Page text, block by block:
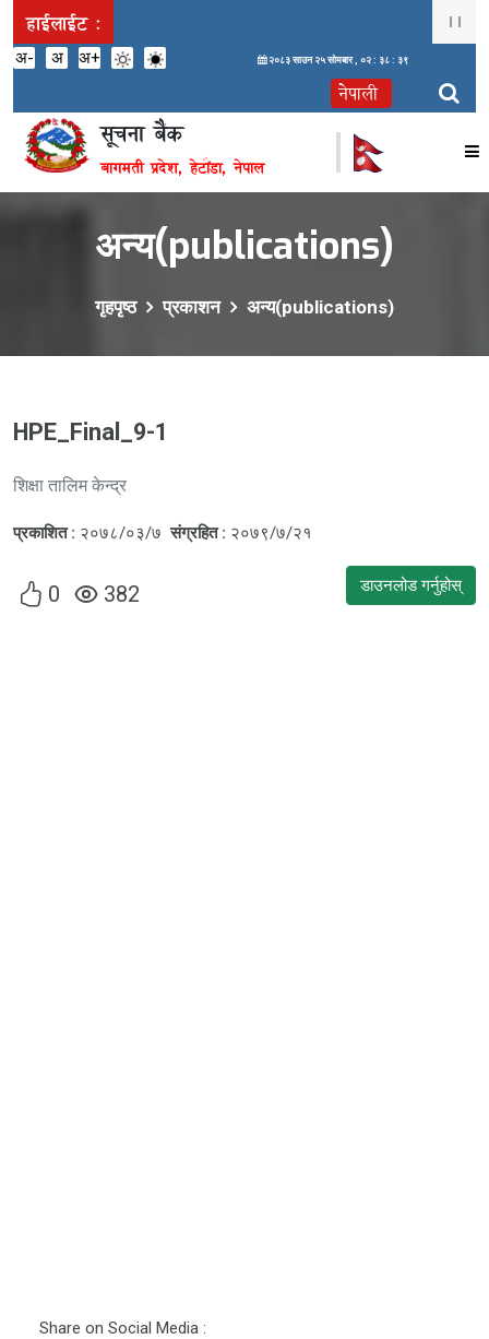
हाईलाईट :
अ- अ अ+ २०८३ साउन २५ सोमबार , ०२ : ३८ : ३९
सूचना बैंक
बागमती प्रदेश, हेटौंडा, नेपाल
अन्य(publications)
गृहपृष्ठ प्रकाशन अन्य(publications)
HPE_Final_9-1
शिक्षा तालिम केन्द्र
प्रकाशित : २०७८/०३/७ संग्रहित : २०७९/७/२१
0 382 डाउनलोड गर्नुहोस्
Share on Social Media :